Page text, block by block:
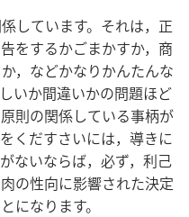
しています。それは，正
をするかごまかすか，商
，などかなりかんたんな
いか間違いかの問題ほど
則の関係している事柄が
くだすさいには，導きに
ないならば，必ず，利己
の性向に影響された決定
になります。